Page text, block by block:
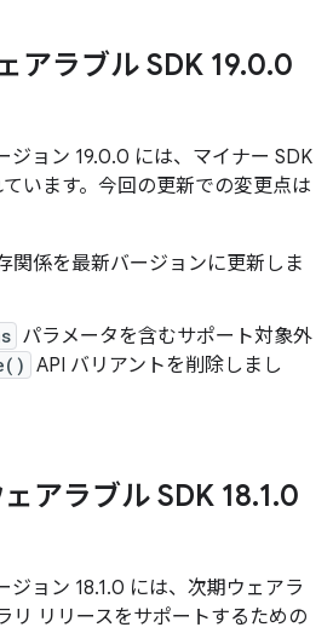
アラブル SDK 19.0.0
ジョン 19.0.0 には、マイナー SDK
います。今回の更新での変更点は
関係を最新バージョンに更新しま
パラメータを含むサポート対象外
API バリアントを削除しまし
アラブル SDK 18.1.0
ジョン 18.1.0 には、次期ウェアラ
リ リリースをサポートするための